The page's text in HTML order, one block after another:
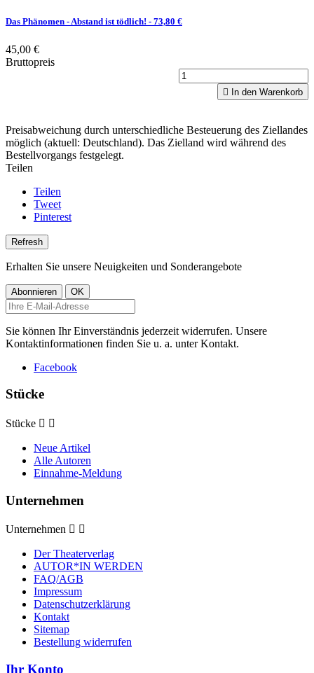
Das Phänomen - Abstand ist tödlich! - 73,80 €
45,00 €
Bruttopreis
 In den Warenkorb
Preisabweichung durch unterschiedliche Besteuerung des Ziellandes
möglich (aktuell: Deutschland). Das Zielland wird während des
Bestellvorgangs festgelegt.
Teilen
Teilen
Tweet
Pinterest
Erhalten Sie unsere Neuigkeiten und Sonderangebote
Sie können Ihr Einverständnis jederzeit widerrufen. Unsere
Kontaktinformationen finden Sie u. a. unter Kontakt.
Facebook
Stücke
Stücke  
Neue Artikel
Alle Autoren
Einnahme-Meldung
Unternehmen
Unternehmen  
Der Theaterverlag
AUTOR*IN WERDEN
FAQ/AGB
Impressum
Datenschutzerklärung
Kontakt
Sitemap
Bestellung widerrufen
Ihr Konto